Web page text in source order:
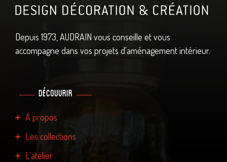
Depuis 1973, AUDRAIN vous conseille et vous
accompagne dans vos projets d'aménagement intérieur.
découvrir
A propos
Les collections
L'atelier